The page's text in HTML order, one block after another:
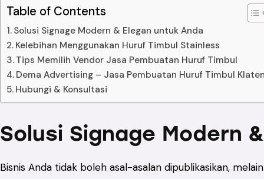
Table of Contents
Solusi Signage Modern & Elegan untuk Anda
Kelebihan Menggunakan Huruf Timbul Stainless
Tips Memilih Vendor Jasa Pembuatan Huruf Timbul
Dema Advertising – Jasa Pembuatan Huruf Timbul
Hubungi & Konsultasi
Solusi Signage Modern
Bisnis Anda tidak boleh asal-asalan dipublikasikan,